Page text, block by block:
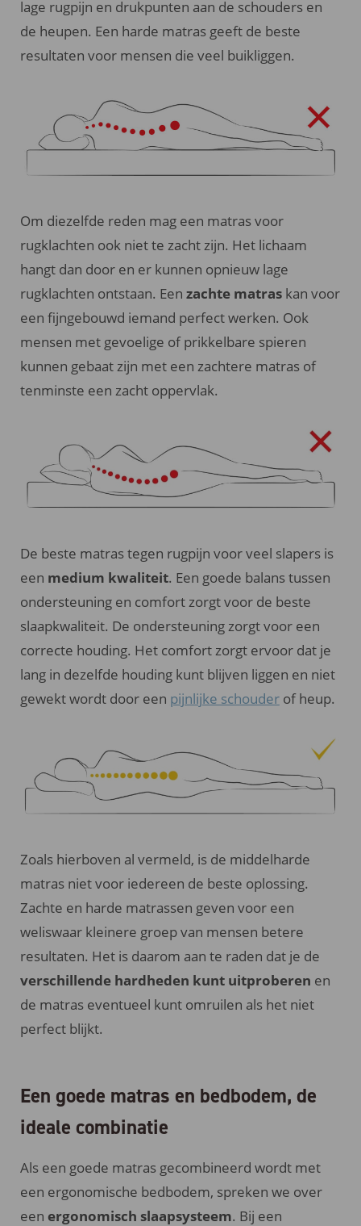
lage rugpijn en drukpunten aan de schouders en
de heupen. Een harde matras geeft de beste
resultaten voor mensen die veel buikliggen.
Om diezelfde reden mag een matras voor
rugklachten ook niet te zacht zijn. Het lichaam
hangt dan door en er kunnen opnieuw lage
rugklachten ontstaan. Een zachte matraskan voor
een fijngebouwd iemand perfect werken. Ook
mensen met gevoelige of prikkelbare spieren
kunnen gebaat zijn met een zachtere matras of
tenminste een zacht oppervlak.
De beste matras tegen rugpijn voor veel slapers is
een medium kwaliteit. Een goede balans tussen
ondersteuning en comfort zorgt voor de beste
slaapkwaliteit. De ondersteuning zorgt voor een
correcte houding. Het comfort zorgt ervoor dat je
lang in dezelfde houding kunt blijven liggen en niet
gewekt wordt door een pijnlijke schouderof heup.
Zoals hierboven al vermeld, is de middelharde
matras niet voor iedereen de beste oplossing.
Zachte en harde matrassen geven voor een
weliswaar kleinere groep van mensen betere
resultaten. Het is daarom aan te raden dat je de
verschillende hardheden kunt uitproberen en
de matras eventueel kunt omruilen als het niet
perfect blijkt.
Een goede matras en bedbodem, de
ideale combinatie
Als een goede matras gecombineerd wordt met
een ergonomische bedbodem, spreken we over
een ergonomisch slaapsysteem. Bij een